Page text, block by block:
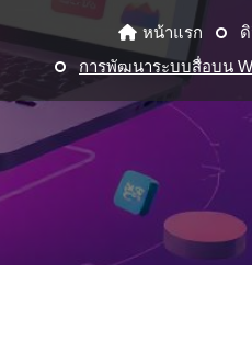
หน้าแรก
การพัฒนาระบบสื่อบน